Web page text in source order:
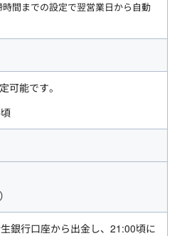
間までの設定で翌営業日から自動
可能です。
銀行口座から出金し、21:00頃に